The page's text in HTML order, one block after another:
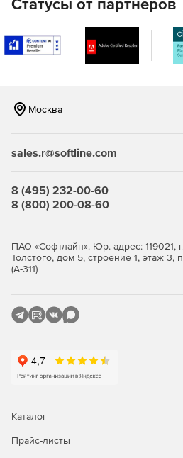
Настройки расчета и печати
Все настройки расчета и
Подсказки, объясняющие
Окно с сообщением о ходе
Все иконки в программе
Итоги по разделу и смете
ресурсный, ресурсно-
Фильтр (поиск) в смете и акте.
Статусы от партнеров
Москва
sales.r@softline.com
8 (495) 232-00-60
8 (800) 200-08-60
ПАО «Софтлайн». Юр. адрес: 119021,
Толстого, дом 5, строение 1, этаж
(А-311)
Каталог
Прайс-листы